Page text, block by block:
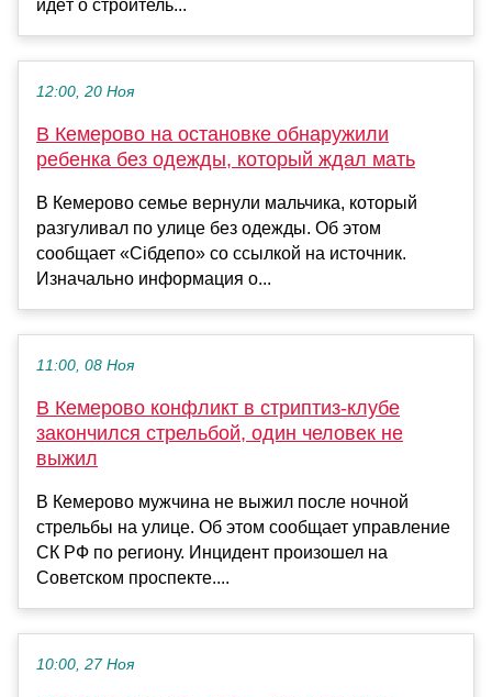
идёт о строитель...
12:00, 20 Ноя
В Кемерово на остановке обнаружили
ребенка без одежды, который ждал мать
В Кемерово семье вернули мальчика, который
разгуливал по улице без одежды. Об этом
сообщает «Сiбдепо» со ссылкой на источник.
Изначально информация о...
11:00, 08 Ноя
В Кемерово конфликт в стриптиз-клубе
закончился стрельбой, один человек не
выжил
В Кемерово мужчина не выжил после ночной
стрельбы на улице. Об этом сообщает управление
СК РФ по региону. Инцидент произошел на
Советском проспекте....
10:00, 27 Ноя